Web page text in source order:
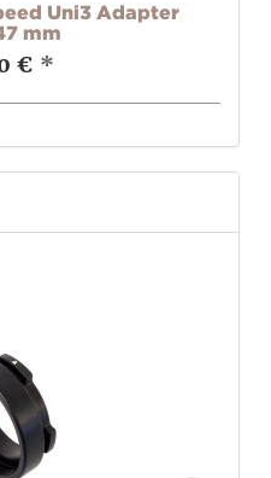
Uni3 Adapter
mm
€ *